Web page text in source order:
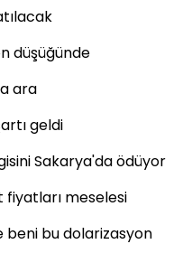
düşüğünde
ara
geldi
Sakarya'da ödüyor
fiyatları meselesi
beni bu dolarizasyon